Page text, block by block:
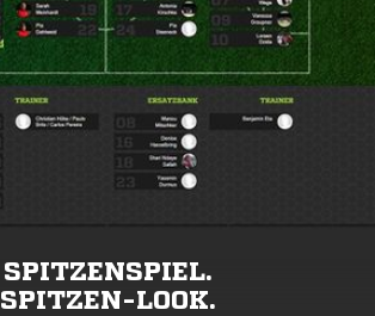
SPITZENSPIEL.
SPITZEN-LOOK.